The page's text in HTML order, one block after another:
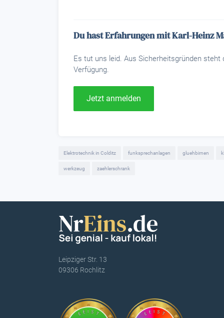
Du hast Erfahrungen mit Karl-Heinz
Es tut uns leid. Aus Sicherheitsgründen
Verfügung.
Jetzt anmelden
Elektrotechnik in Colditz funksprechanlagen gluehbirnen
werkzeug zaehlerschrank
Leipziger Str. 13
09306 Rochlitz